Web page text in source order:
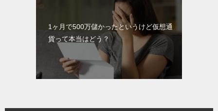
1ヶ月で500万儲かったというけど仮想通
貨って本当はどう？